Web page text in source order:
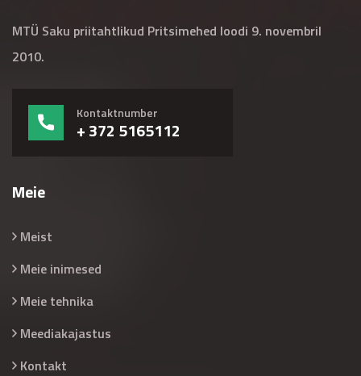
MTÜ Saku priitahtlikud Pritsimehed loodi 9. novembril
2010.
Kontaktnumber
+ 372 5165112
Meie
Meist
Meie inimesed
Meie tehnika
Meediakajastus
Kontakt